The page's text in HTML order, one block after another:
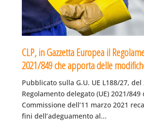
CLP, in Gazzetta Europea il
2021/849 che apporta delle
Pubblicato sulla G.U. UE L188/27,
Regolamento delegato (UE) 2021/849
Commissione dell’11 marzo 2021
fini dell’adeguamento al...